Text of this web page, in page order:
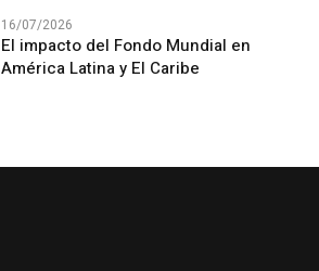
16/07/2026
El impacto del Fondo Mundial en
América Latina y El Caribe